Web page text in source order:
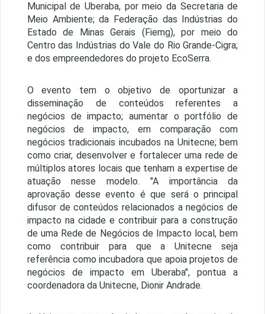
Municipal de Uberaba, por meio da Secretaria de
Meio Ambiente; da Federação das Indústrias do
Estado de Minas Gerais (Fiemg), por meio do
Centro das Indústrias do Vale do Rio Grande-Cigra;
e dos empreendedores do projeto EcoSerra.
O evento tem o objetivo de oportunizar a
disseminação de conteúdos referentes a
negócios de impacto; aumentar o portfólio de
negócios de impacto, em comparação com
negócios tradicionais incubados na Unitecne; bem
como criar, desenvolver e fortalecer uma rede de
múltiplos atores locais que tenham a expertise de
atuação nesse modelo. "A importância da
aprovação desse evento é que será o principal
difusor de conteúdos relacionados a negócios de
impacto na cidade e contribuir para a construção
de uma Rede de Negócios de Impacto local, bem
como contribuir para que a Unitecne seja
referência como incubadora que apoia projetos de
negócios de impacto em Uberaba", pontua a
coordenadora da Unitecne, Dionir Andrade.